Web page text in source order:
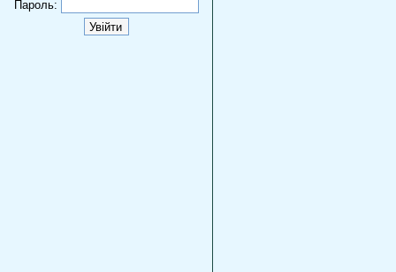
Пароль: